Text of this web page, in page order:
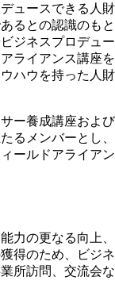
ュースできる人
るとの認識のも
ジネスプロデュ
ライアンス講座
ハウを持った人
ー養成講座およ
るメンバーとし
ールドアライア
力の更なる向上
得のため、ビジ
所訪問、交流会な